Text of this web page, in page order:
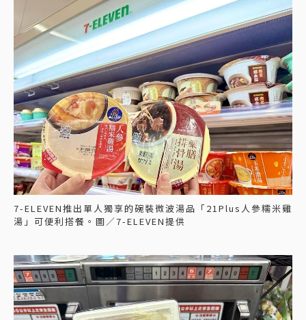
7-ELEVEN推出單人獨享的碗裝微波湯品「21Plus人參糯米雞
湯」可便利搭餐。圖／7-ELEVEN提供